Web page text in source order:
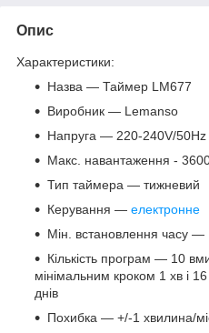
Опис
Характеристики:
Назва — Таймер LM677
Виробник — Lemanso
Напруга — 220-240V/50Hz
Макс. навантаження -
Тип таймера — тижневий
Керування — електронне
Мін. встановлення часу —
Кількість програм — 10
мінімальним кроком 1 хв і 16
днів
Похибка — +/-1 хвилина/